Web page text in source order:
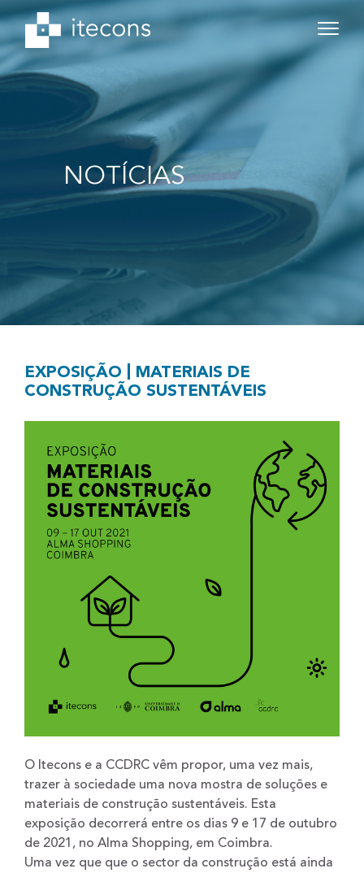
NOTÍCIAS
EXPOSIÇÃO
MATERIAIS DE
CONSTRUÇÃO SUSTENTÁVEIS
O Itecons e a CCDRC vêm propor, uma vez mais,
trazer à sociedade uma nova mostra de soluções e
materiais de construção sustentáveis. Esta
exposição decorrerá entre os dias 9 e 17 de outubro
de 2021, no Alma Shopping, em Coimbra.
Uma vez que que o sector da construção está ainda